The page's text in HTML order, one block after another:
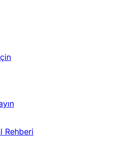
Rehberi